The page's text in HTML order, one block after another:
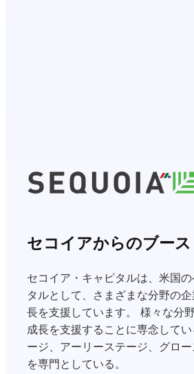
セコイアからのブース
セコイア・キャピタルは、米国
タルとして、さまざまな分野の
長を支援しています。 様々な分
成長を支援することに専念して
ージ、アーリーステージ、グロ
を専門としている。